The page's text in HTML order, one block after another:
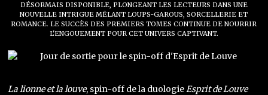
DÉSORMAIS DISPONIBLE, PLONGEANT LES LECTEURS DANS UNE
NOUVELLE INTRIGUE MÊLANT LOUPS-GAROUS, SORCELLERIE ET
ROMANCE. LE SUCCÈS DES PREMIERS TOMES CONTINUE DE NOURRIR
L'ENGOUEMENT POUR CET UNIVERS CAPTIVANT.
La lionne et la louve, spin-off de la duologieEsprit de Louve